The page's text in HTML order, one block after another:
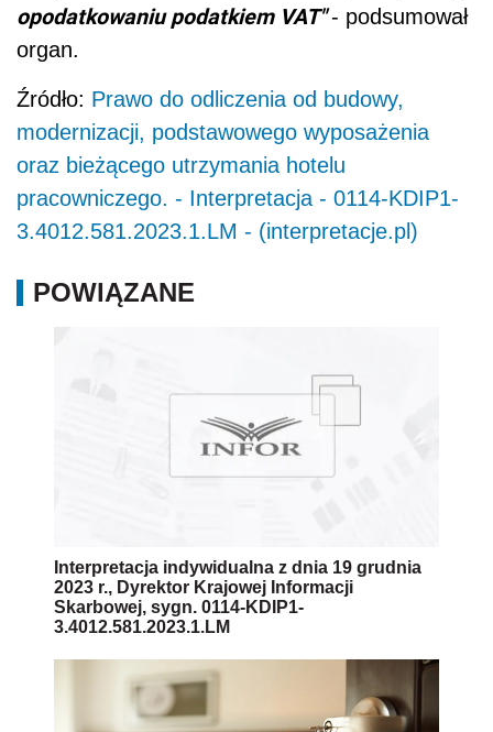
opodatkowaniu podatkiem VAT"- podsumował
organ.
Źródło: Prawo do odliczenia od budowy,
modernizacji, podstawowego wyposażenia
oraz bieżącego utrzymania hotelu
pracowniczego. - Interpretacja - 0114-KDIP1-
3.4012.581.2023.1.LM - (interpretacje.pl)
POWIĄZANE
Interpretacja indywidualna z dnia 19 grudnia
2023 r., Dyrektor Krajowej Informacji
Skarbowej, sygn. 0114-KDIP1-
3.4012.581.2023.1.LM